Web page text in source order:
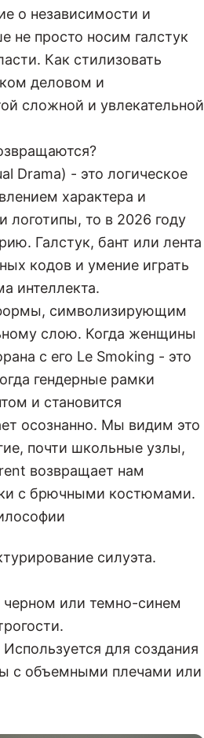
о независимости и
не просто носим галстук
Как стилизовать
деловом и
сложной и увлекательной
Drama) - это логическое
характера и
логотипы, то в 2026 году
Галстук, бант или лента
кодов и умение играть
интеллекта.
символизирующим
слою. Когда женщины
с его Le Smoking - это
гендерные рамки
и становится
осознанно. Мы видим это
почти школьные узлы,
возвращает нам
с брючными костюмами.
силуэта.
черном или темно-синем
для создания
с объемными плечами или